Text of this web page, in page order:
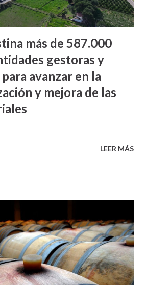
más de 587.000
gestoras y
avanzar en la
y mejora de las
LEER MÁS